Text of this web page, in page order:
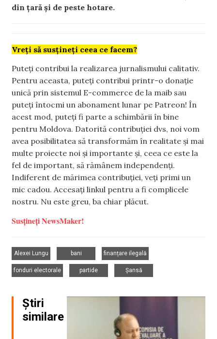
din țară și de peste hotare.
Vreți să susțineți ceea ce facem?
Puteți contribui la realizarea jurnalismului calitativ.
Pentru aceasta, puteți contribui printr-o donație
unică prin sistemul E-commerce de la maib sau
puteți întocmi un abonament lunar pe Patreon! În
acest mod, puteți fi parte a schimbării în bine
pentru Moldova. Datorită contribuției dvs, noi vom
avea posibilitatea să transformăm în realitate și mai
multe proiecte noi și importante și, ceea ce este la
fel de important, să rămânem independenți.
Indiferent de mărimea contribuției, veți primi un
mic cadou. Accesați linkul pentru a fi complicele
nostru. Nu este greu, ba chiar plăcut.
Susțineți NewsMaker!
Alexei Lungu
bani
finanțare ilegală
fonduri electorale
partide
Șansă
Știri
similare